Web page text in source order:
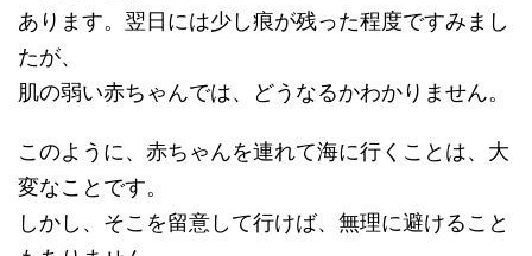
あります。翌日には少し痕が残った程度ですみまし
たが、
肌の弱い赤ちゃんでは、どうなるかわかりません。
このように、赤ちゃんを連れて海に行くことは、大
変なことです。
しかし、そこを留意して行けば、無理に避けること